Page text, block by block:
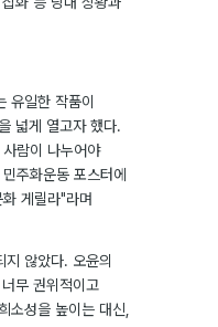
유일한 작품이
넓게 열고자 했다.
람이 나누어야
주화운동 포스터에
게릴라"라며
않았다. 오윤의
무 권위적이고
소성을 높이는 대신,